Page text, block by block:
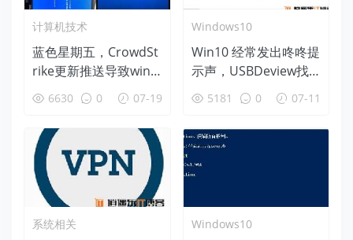
计算机技术
蓝色星期五，CrowdSt
rike更新推送导致wind
ows蓝屏后恢复办法
6630 0 07-19
Windows10
Win10 经常发出咚咚提
示声，USBDeview找
出各种硬件故障
5181 0 07-11
系统相关 Windows10